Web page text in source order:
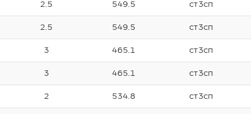
2.5 549.5 ст3сп
2.5 549.5 ст3сп
3 465.1 ст3сп
3 465.1 ст3сп
2 534.8 ст3сп